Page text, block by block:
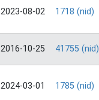
2023-08-02 1718 (nid)
2016-10-25 41755 (nid)
2024-03-01 1785 (nid)